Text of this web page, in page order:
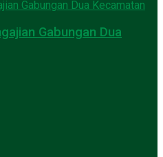
Gabungan Dua